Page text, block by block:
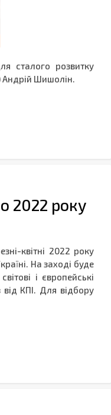
сталого розвитку
Андрій Шишолін.
2022 року
квітні 2022 року
На заході буде
і європейські
від КПІ. Для відбору